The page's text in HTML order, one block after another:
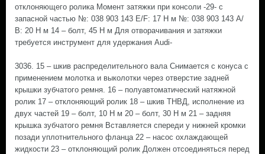
отклоняющего ролика Момент затяжки при консоли -29- с
запасной частью №: 038 903 143 E/F: 17 Н м №: 038 903 143 А/
В: 20 Н м 14 – болт, 45 Н м Для отворачивания и затяжки
требуется инструмент для удержания Audi-
3036. 15 – шкив распределительного вала Снимается с конуса с
применением молотка и выколотки через отверстие задней
крышки зубчатого ремня. 16 – полуавтоматический натяжной
ролик 17 – отклоняющий ролик 18 – шкив ТНВД, исполнение из
двух частей 19 – болт, 10 Н м 20 – болт, 30 Н м 21 – задняя
крышка зубчатого ремня Вставляется спереди у нижней кромки
позади уплотнительного фланца 22 – насос охлаждающей
жидкости 23 – отклоняющий ролик Должен отсоединяться перед